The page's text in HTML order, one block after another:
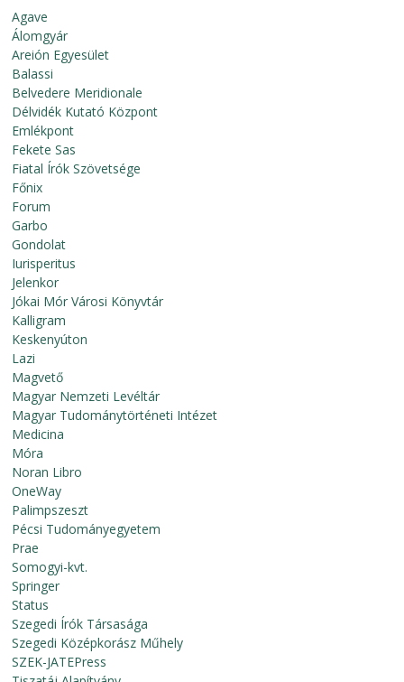
Agave
Álomgyár
Areión Egyesület
Balassi
Belvedere Meridionale
Délvidék Kutató Központ
Emlékpont
Fekete Sas
Fiatal Írók Szövetsége
Főnix
Forum
Garbo
Gondolat
Iurisperitus
Jelenkor
Jókai Mór Városi Könyvtár
Kalligram
Keskenyúton
Lazi
Magvető
Magyar Nemzeti Levéltár
Magyar Tudománytörténeti Intézet
Medicina
Móra
Noran Libro
OneWay
Palimpszeszt
Pécsi Tudományegyetem
Prae
Somogyi-kvt.
Springer
Status
Szegedi Írók Társasága
Szegedi Középkorász Műhely
SZEK-JATEPress